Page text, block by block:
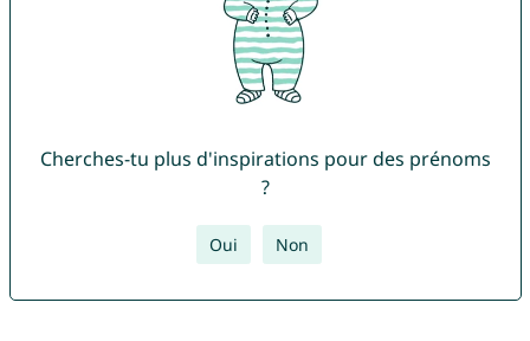
Cherches-tu plus d'inspirations pour des prénoms
?
Oui Non